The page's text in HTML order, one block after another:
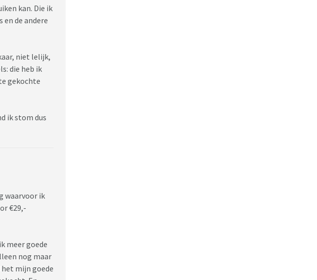
kan. Die ik
en de andere
niet lelijk,
die heb ik
gekochte
ik stom dus
waarvoor ik
€29,-
meer goede
nog maar
mijn goede